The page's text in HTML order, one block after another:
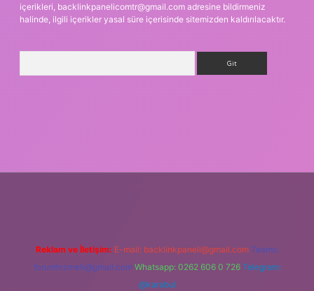
içerikleri, backlinkpanelicomtr@gmail.com adresine bildirmeniz
halinde, ilgili içerikler yasal süre içerisinde sitemizden kaldırılacaktır.
Reklam ve İletişim: E-mail: backlinkpaneli@gmail.com Teams:
forumhizmeti@gmail.com Whatsapp: 0262 606 0 726 Telegram:
@karabul